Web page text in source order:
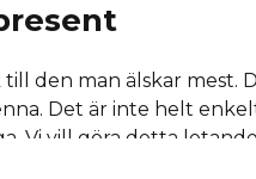
den man älskar mest.
Det är inte helt
Vi vill göra detta
speciella tillfälle.